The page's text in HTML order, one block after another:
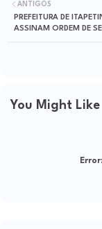
ANTIGOS
PREFEITURA DE
ASSINAM ORDEM DE
You Might Like
Error: